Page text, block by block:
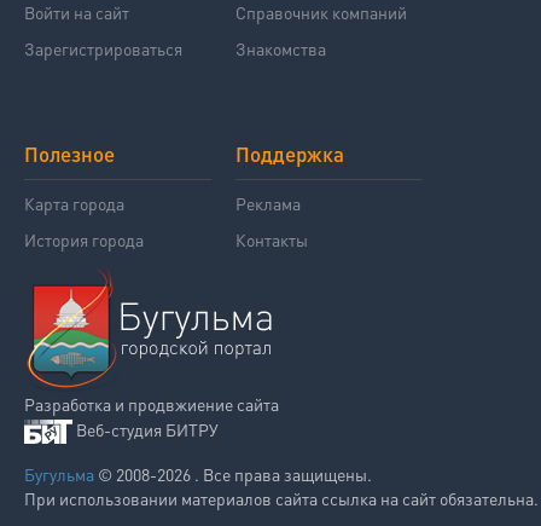
Войти на сайт
Зарегистрироваться
Справочник компаний
Знакомства
Полезное
Карта города
История города
Поддержка
Реклама
Контакты
Разработка и продвжиение сайта
Веб-студия БИТРУ
Бугульма © 2008-2026 . Все права защищены.
При использовании материалов сайта ссылка на сайт обязательна.